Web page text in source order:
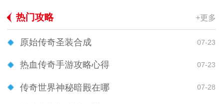
热门攻略 +更多
原始传奇圣装合成 07-23
热血传奇手游攻略心得 07-23
传奇世界神秘暗殿在哪 07-28